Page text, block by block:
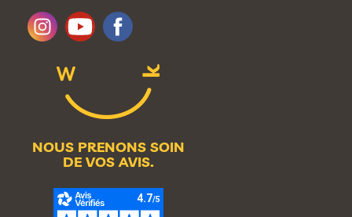
NOUS PRENONS SOIN
DE VOS AVIS.